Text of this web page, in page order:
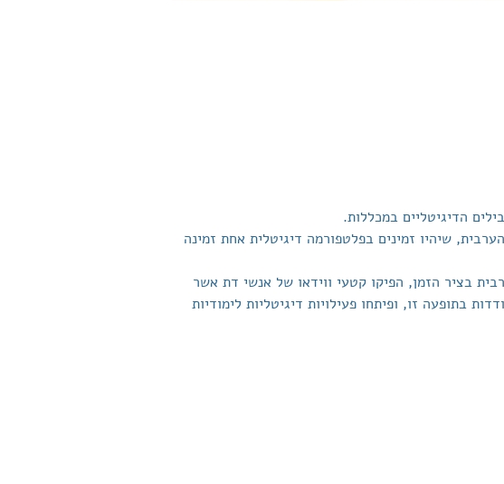
הדיגיטליים במכללות.
שיהיו זמינים בפלטפורמה דיגיטלית אחת זמינה
בציר הזמן, הפיקו קטעי ווידאו של אנשי דת אשר
בתופעה זו, ופיתחו פעילויות דיגיטליות לימודיות